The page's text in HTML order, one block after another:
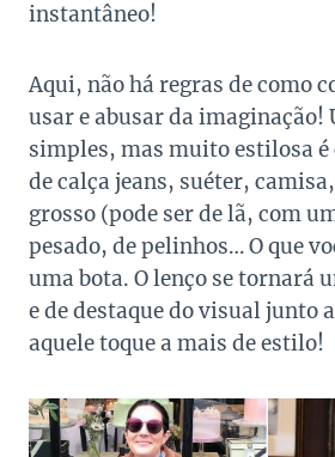
instantâneo!
Aqui, não há regras de como
usar e abusar da imaginação!
simples, mas muito estilosa
de calça jeans, suéter,
grosso (pode ser de lã, com
pesado, de pelinhos… O que
uma bota. O lenço se tornará
e de destaque do visual junto
aquele toque a mais de estilo!